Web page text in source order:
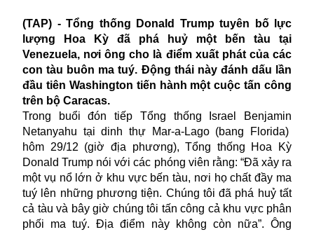
(TAP) - Tổng thống Donald Trump tuyên bố lực
lượng Hoa Kỳ đã phá huỷ một bến tàu tại
Venezuela, nơi ông cho là điểm xuất phát của các
con tàu buôn ma tuý. Động thái này đánh dấu lần
đầu tiên Washington tiến hành một cuộc tấn công
trên bộ Caracas.
Trong buổi đón tiếp Tổng thống Israel Benjamin
Netanyahu tại dinh thự Mar-a-Lago (bang Florida)
hôm 29/12 (giờ địa phương), Tổng thống Hoa Kỳ
Donald Trump nói với các phóng viên rằng: “Đã xảy ra
một vụ nổ lớn ở khu vực bến tàu, nơi họ chất đầy ma
tuý lên những phương tiện. Chúng tôi đã phá huỷ tất
cả tàu và bây giờ chúng tôi tấn công cả khu vực phân
phối ma tuý. Địa điểm này không còn nữa”. Ông